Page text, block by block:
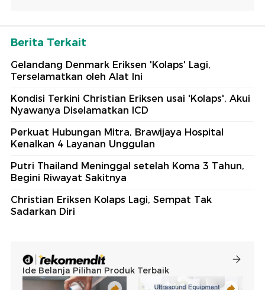
Berita Terkait
Gelandang Denmark Eriksen 'Kolaps' Lagi,
Terselamatkan oleh Alat Ini
Kondisi Terkini Christian Eriksen usai 'Kolaps', Akui
Nyawanya Diselamatkan ICD
Perkuat Hubungan Mitra, Brawijaya Hospital
Kenalkan 4 Layanan Unggulan
Putri Thailand Meninggal setelah Koma 3 Tahun,
Begini Riwayat Sakitnya
Christian Eriksen Kolaps Lagi, Sempat Tak
Sadarkan Diri